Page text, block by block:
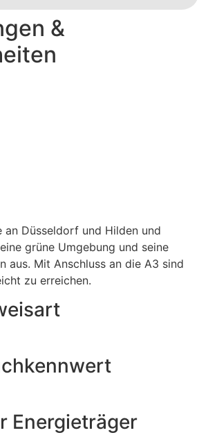
&
an Düsseldorf und Hilden und
grüne Umgebung und seine
aus. Mit Anschluss an die A3 sind
zu erreichen.
Energieträger